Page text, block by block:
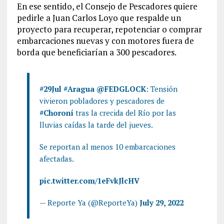
En ese sentido, el Consejo de Pescadores quiere
pedirle a Juan Carlos Loyo que respalde un
proyecto para recuperar, repotenciar o comprar
embarcaciones nuevas y con motores fuera de
borda que beneficiarían a 300 pescadores.
#29Jul #Aragua @FEDGLOCK: Tensión
vivieron pobladores y pescadores de
#Choroní tras la crecida del Río por las
lluvias caídas la tarde del jueves.
Se reportan al menos 10 embarcaciones
afectadas.
pic.twitter.com/1eFvkJlcHV
— Reporte Ya (@ReporteYa) July 29, 2022